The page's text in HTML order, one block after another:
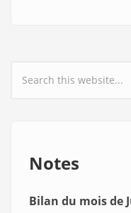
Search form
Notes
Bilan du mois de